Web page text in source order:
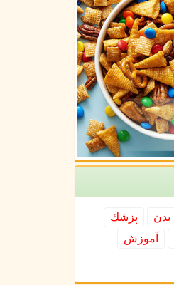
بدن
پزشك
آموزش